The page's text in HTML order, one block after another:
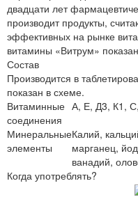
двадцати лет
производит продукты,
эффективных на рынке
витамины «Витрум»
Состав
Производится в
показан в схеме.
Витаминные
соединения
А, Е, Д3, К1,
Минеральные
элементы
Калий,
марганец,
ванадий,
Когда употреблять?